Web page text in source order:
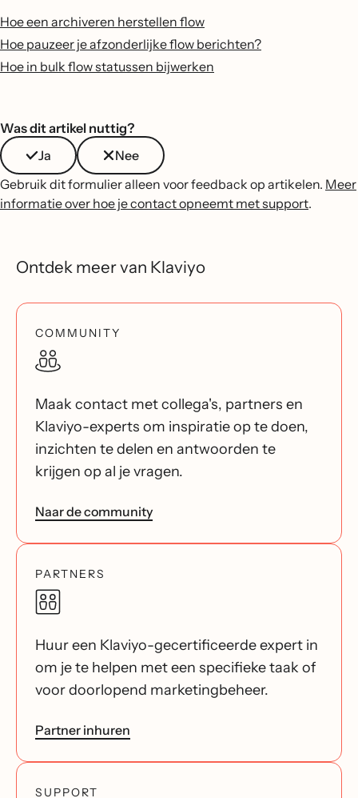
Hoe een archiveren herstellen flow
Hoe pauzeer je afzonderlijke flow berichten?
Hoe in bulk flow statussen bijwerken
Was dit artikel nuttig?
Ja
Nee
Gebruik dit formulier alleen voor feedback op artikelen. Meer
informatie over hoe je contact opneemt met support.
Ontdek meer van Klaviyo
COMMUNITY
Maak contact met collega's, partners en
Klaviyo-experts om inspiratie op te doen,
inzichten te delen en antwoorden te
krijgen op al je vragen.
Naar de community
PARTNERS
Huur een Klaviyo-gecertificeerde expert in
om je te helpen met een specifieke taak of
voor doorlopend marketingbeheer.
Partner inhuren
SUPPORT